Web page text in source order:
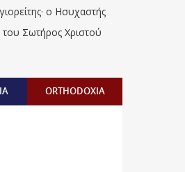
· ο Ησυχαστής
Σωτήρος Χριστού
ORTHODOXIA